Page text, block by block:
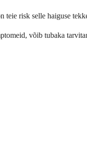
teie risk selle haiguse
võib tubaka